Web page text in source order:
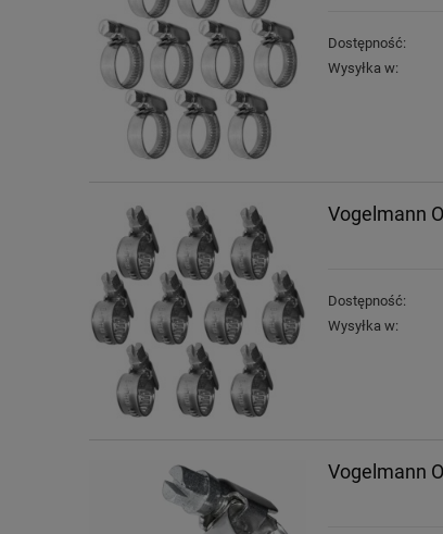
Dostępność:
Wysyłka w:
Vogelmann
Dostępność:
Wysyłka w:
Vogelmann